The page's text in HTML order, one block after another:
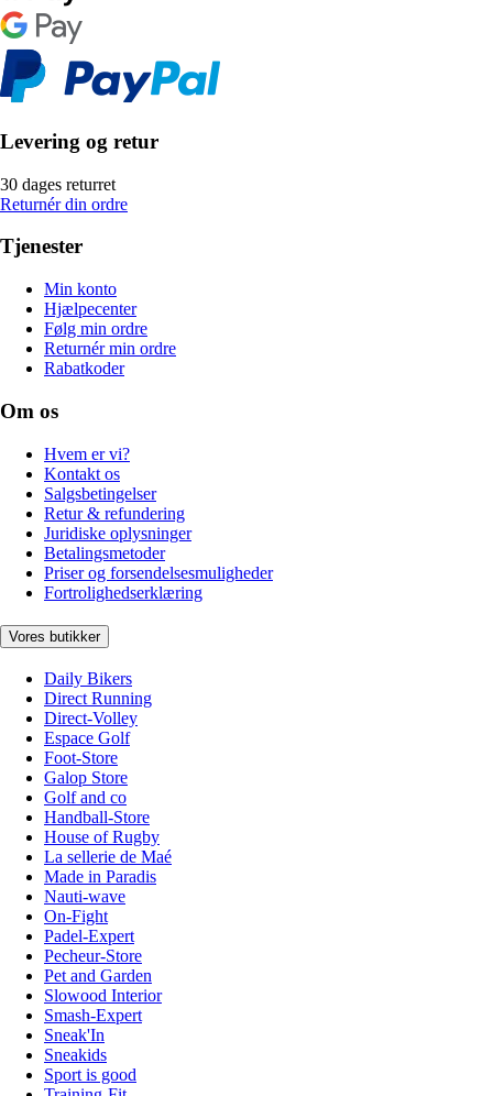
Levering og retur
30 dages returret
Returnér din ordre
Tjenester
Min konto
Hjælpecenter
Følg min ordre
Returnér min ordre
Rabatkoder
Om os
Hvem er vi?
Kontakt os
Salgsbetingelser
Retur & refundering
Juridiske oplysninger
Betalingsmetoder
Priser og forsendelsesmuligheder
Fortrolighedserklæring
Vores butikker
Daily Bikers
Direct Running
Direct-Volley
Espace Golf
Foot-Store
Galop Store
Golf and co
Handball-Store
House of Rugby
La sellerie de Maé
Made in Paradis
Nauti-wave
On-Fight
Padel-Expert
Pecheur-Store
Pet and Garden
Slowood Interior
Smash-Expert
Sneak'In
Sneakids
Sport is good